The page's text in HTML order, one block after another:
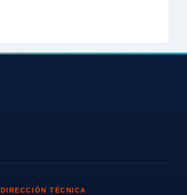
DIRECCIÓN TÉCNICA